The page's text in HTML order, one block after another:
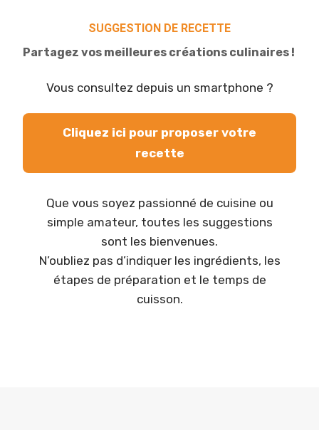
SUGGESTION DE RECETTE
Partagez vos meilleures créations culinaires !
Vous consultez depuis un smartphone ?
Cliquez ici pour proposer votre
recette
Que vous soyez passionné de cuisine ou
simple amateur, toutes les suggestions
sont les bienvenues.
N’oubliez pas d’indiquer les ingrédients, les
étapes de préparation et le temps de
cuisson.